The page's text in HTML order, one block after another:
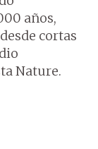
años,
cortas
Nature.